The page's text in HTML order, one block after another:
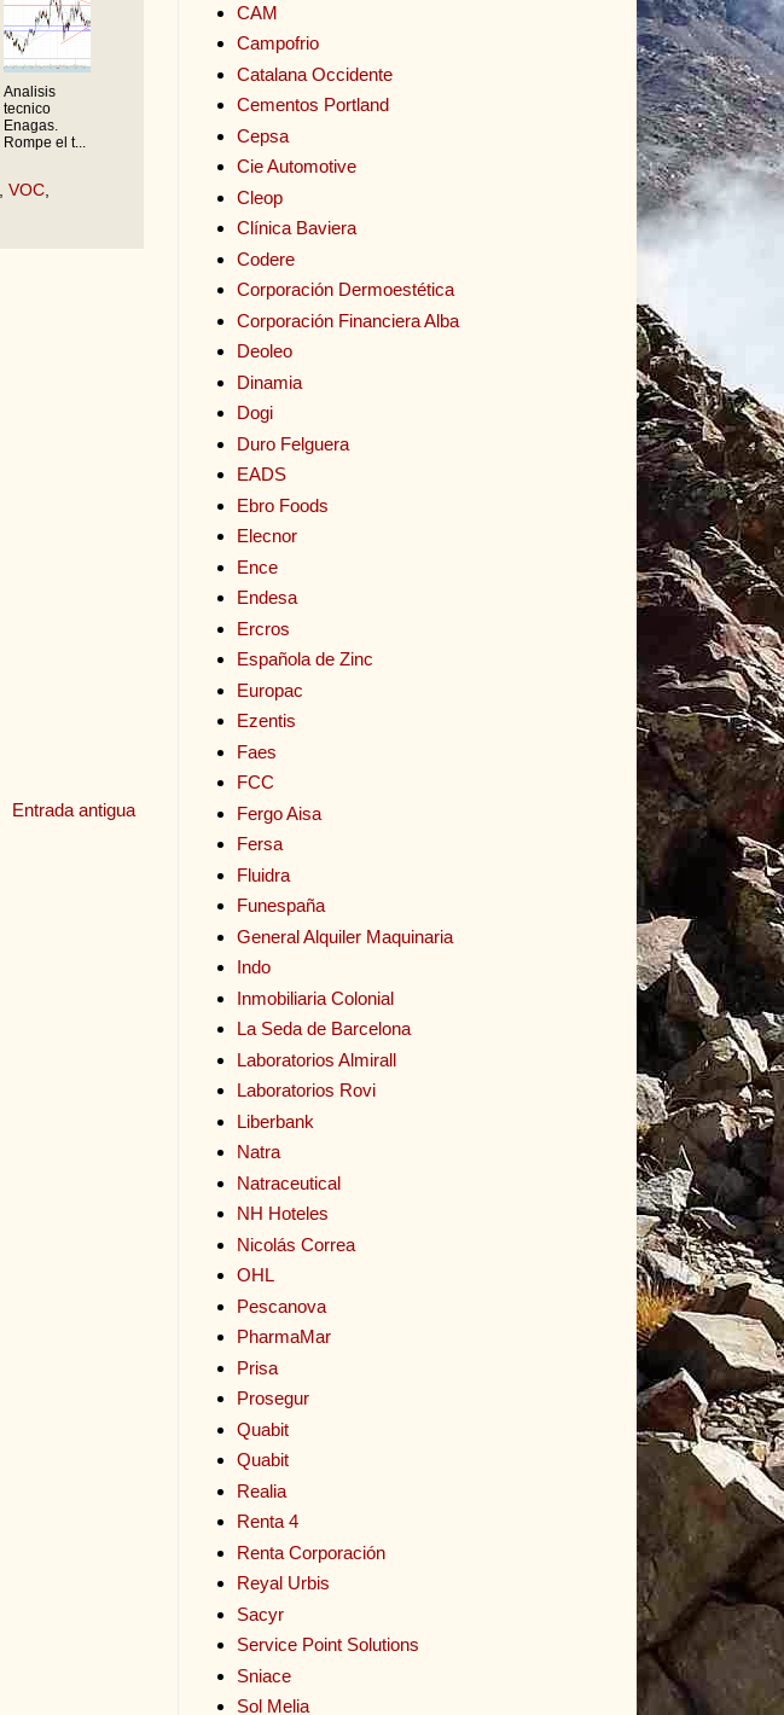
Analisis
tecnico
Enagas.
Rompe el t...
VOC
Entrada antigua
CAM
Campofrio
Catalana Occidente
Cementos Portland
Cepsa
Cie Automotive
Cleop
Clínica Baviera
Codere
Corporación Dermoestética
Corporación Financiera Alba
Deoleo
Dinamia
Dogi
Duro Felguera
EADS
Ebro Foods
Elecnor
Ence
Endesa
Ercros
Española de Zinc
Europac
Ezentis
Faes
FCC
Fergo Aisa
Fersa
Fluidra
Funespaña
General Alquiler Maquinaria
Indo
Inmobiliaria Colonial
La Seda de Barcelona
Laboratorios Almirall
Laboratorios Rovi
Liberbank
Natra
Natraceutical
NH Hoteles
Nicolás Correa
OHL
Pescanova
PharmaMar
Prisa
Prosegur
Quabit
Quabit
Realia
Renta 4
Renta Corporación
Reyal Urbis
Sacyr
Service Point Solutions
Sniace
Sol Melia